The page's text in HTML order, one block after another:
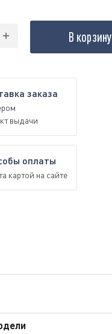
В корзину
заказа
выдачи
оплаты
картой на сайте